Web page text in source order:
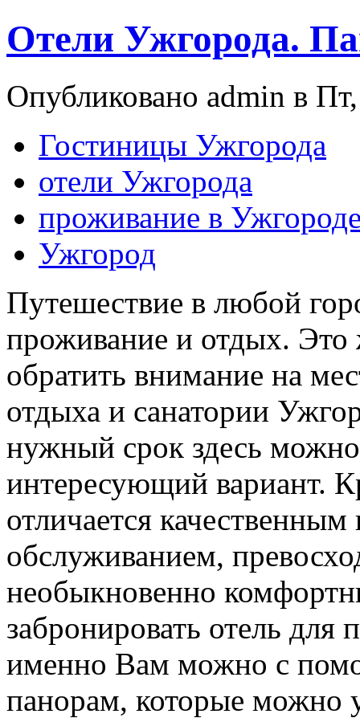
Отели Ужгорода.
Опубликовано admin в
Гостиницы Ужгорода
отели Ужгорода
проживание в
Ужгород
Путешествие в любой
проживание и отдых. Это
обратить внимание на
отдыха и санатории
нужный срок здесь
интересующий вариант.
отличается
обслуживанием,
необыкновенно
забронировать отель
именно Вам можно с
панорам, которые можно